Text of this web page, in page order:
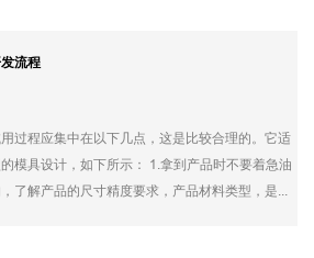
流程
过程应集中在以下几点，这是比较合理的。它适
模具设计，如下所示： 1.拿到产品时不要着急油
了解产品的尺寸精度要求，产品材料类型，是...